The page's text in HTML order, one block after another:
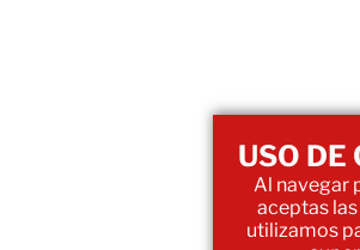
USO DE
Al navegar
aceptas
utilizamos